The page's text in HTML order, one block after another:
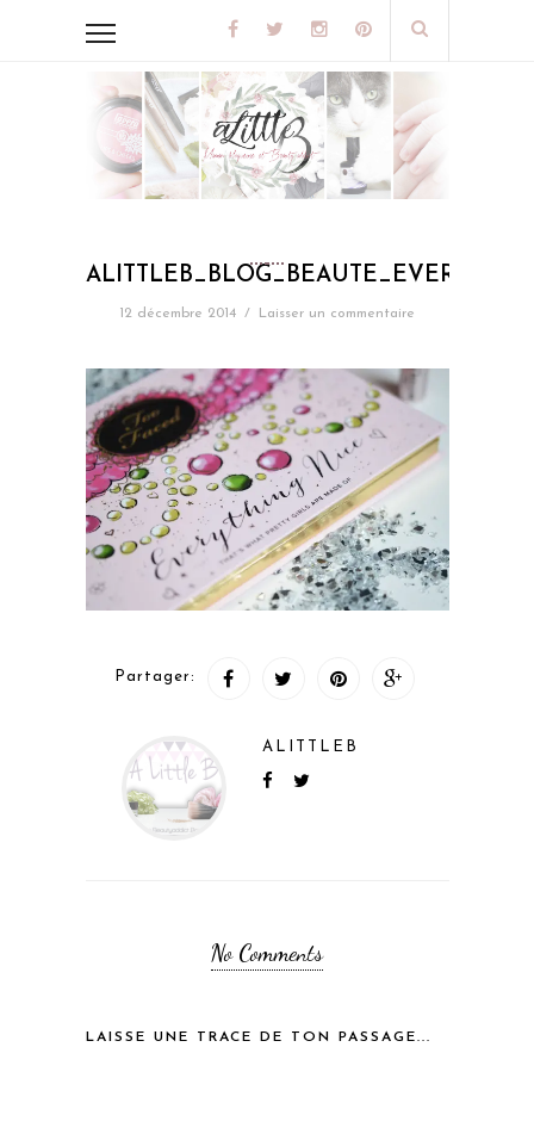
12 décembre 2014 / Laisser un commentaire
Partager:
ALITTLEB
No Comments
LAISSE UNE TRACE DE TON PASSAGE...